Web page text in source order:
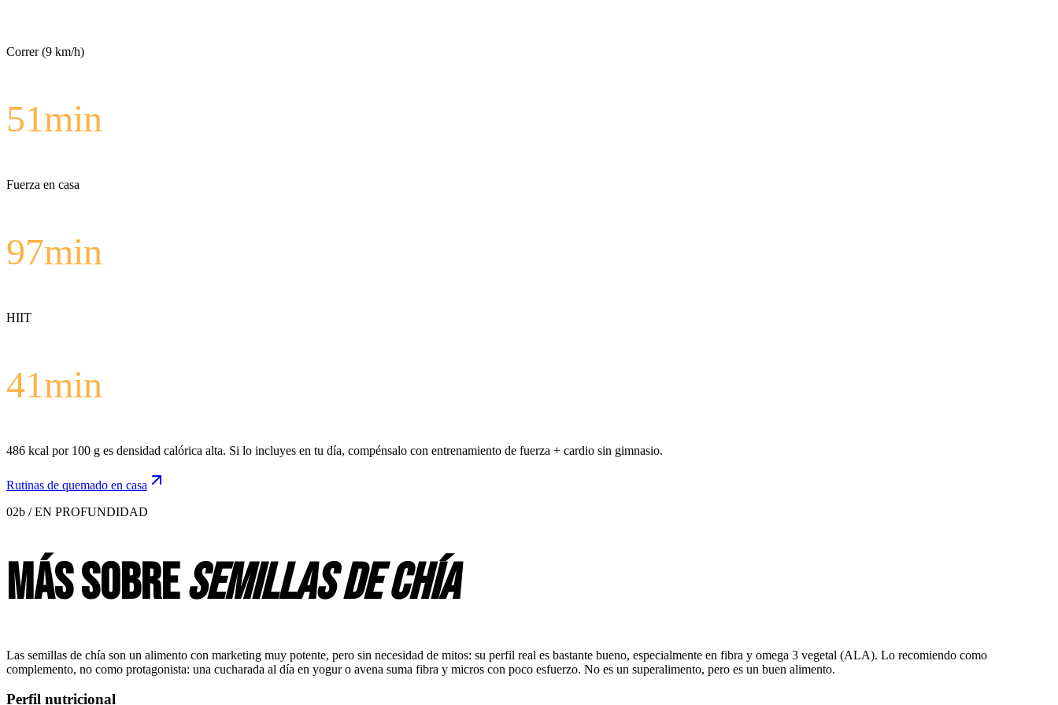
Correr (9 km/h)
51min
Fuerza en casa
97min
HIIT
41min
486 kcal por 100 g es densidad calórica alta. Si lo incluyes en tu día, compénsalo con entrenamiento de fuerza + cardio sin gimnasio.
Rutinas de quemado en casa
02b / EN PROFUNDIDAD
Más sobresemillas de chía
Las semillas de chía son un alimento con marketing muy potente, pero sin necesidad de mitos: su perfil real es bastante bueno, especialmente en fibra y omega 3 vegetal (ALA). Lo recomiendo como
complemento, no como protagonista: una cucharada al día en yogur o avena suma fibra y micros con poco esfuerzo. No es un superalimento, pero es un buen alimento.
Perfil nutricional